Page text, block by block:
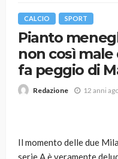
CALCIO SPORT
Pianto
non così male
fa peggio di
Redazione 12 anni
Il momento delle due